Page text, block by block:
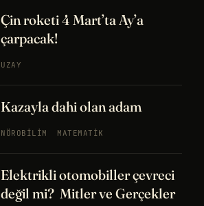
Çin roketi 4 Mart’ta Ay’a
çarpacak!
UZAY
Kazayla dahi olan adam
NÖROBILIM MATEMATIK
Elektrikli otomobiller çevreci
değil mi? Mitler ve Gerçekler